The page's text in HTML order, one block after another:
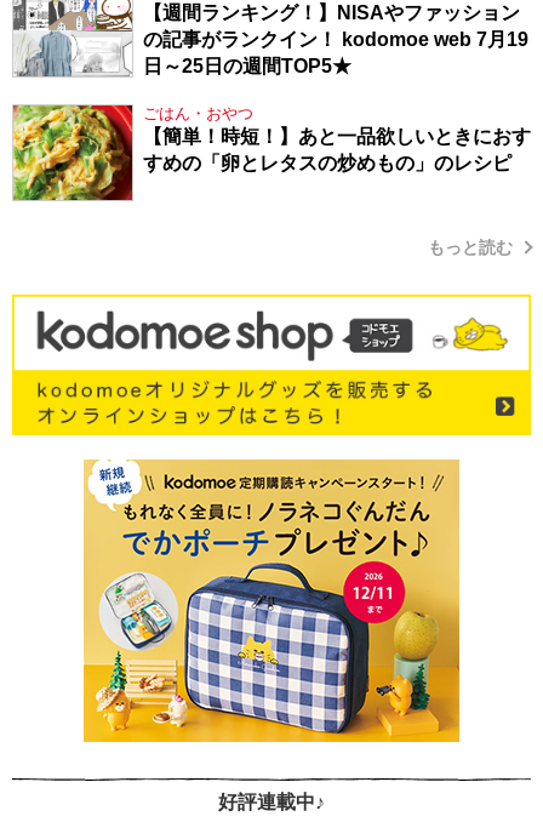
【週間ランキング！】NISAやファッション
の記事がランクイン！ kodomoe web 7月19
日～25日の週間TOP5★
ごはん・おやつ
【簡単！時短！】あと一品欲しいときにおす
すめの「卵とレタスの炒めもの」のレシピ
もっと読む
好評連載中♪